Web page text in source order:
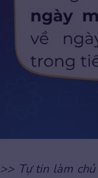
>> Tự tin làm